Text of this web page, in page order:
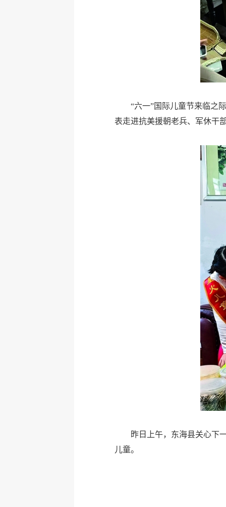
“六一”国际儿童节来临之
表走进抗美援朝老兵、军休干
昨日上午，东海县关心下
儿童。